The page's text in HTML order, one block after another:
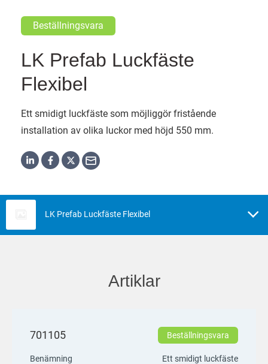
Beställningsvara
LK Prefab Luckfäste
Flexibel
Ett smidigt luckfäste som möjliggör fristående
installation av olika luckor med höjd 550 mm.
LK Prefab Luckfäste Flexibel
Artiklar
701105 Beställningsvara
Benämning
Ett smidigt luckfäste